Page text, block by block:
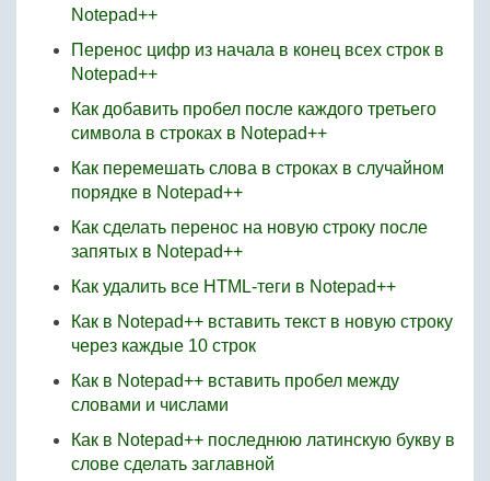
Notepad++
Перенос цифр из начала в конец всех строк в
Notepad++
Как добавить пробел после каждого третьего
символа в строках в Notepad++
Как перемешать слова в строках в случайном
порядке в Notepad++
Как сделать перенос на новую строку после
запятых в Notepad++
Как удалить все HTML-теги в Notepad++
Как в Notepad++ вставить текст в новую строку
через каждые 10 строк
Как в Notepad++ вставить пробел между
словами и числами
Как в Notepad++ последнюю латинскую букву в
слове сделать заглавной